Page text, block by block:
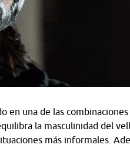
en una de las
la masculinidad del
más informales.